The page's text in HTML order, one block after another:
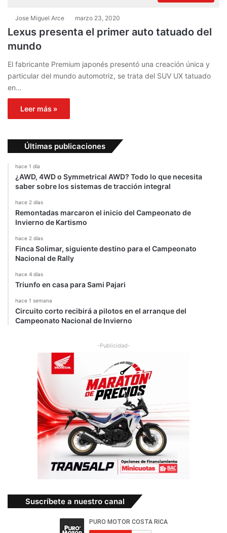
Jose Miguel Arce marzo 23, 2020
Lexus presenta el primer auto tatuado del
mundo
El fabricante Premium japonés presentó una creación única y
particular del mundo automotriz, se trata del SUV UX tatuado
en…
Leer más »
Últimas publicaciones
hace 1 día
¿AWD, 4WD o Symmetrical AWD? Todo lo que necesita
saber sobre los sistemas de tracción integral
hace 2 días
Remontadas marcaron el inicio del Campeonato de
Invierno de Kartismo
hace 2 días
Finca Solimar, siguiente destino para el Campeonato
Nacional de Rally
hace 4 días
Triunfo en casa para Sami Pajari
hace 1 semana
Circuito corto recibirá a pilotos en el arranque del
Campeonato Nacional de Invierno
-Publicidad-
Suscríbete a nuestro canal